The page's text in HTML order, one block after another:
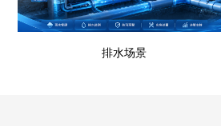
排水场景